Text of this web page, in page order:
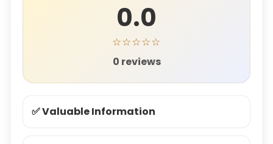
0.0
☆☆☆☆☆
0 reviews
✅ Valuable Information